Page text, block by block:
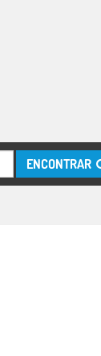
ENCONTRAR